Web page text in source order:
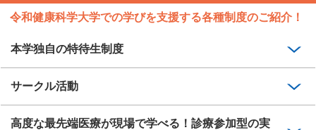
令和健康科学大学での学びを支援する各種制度のご紹介！
本学独自の特待生制度
サークル活動
高度な最先端医療が現場で学べる！診療参加型の実